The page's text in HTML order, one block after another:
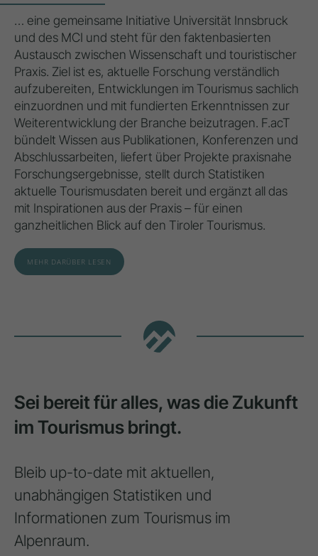
… eine gemeinsame Initiative Universität Innsbruck
und des MCI und steht für den faktenbasierten
Austausch zwischen Wissenschaft und touristischer
Praxis. Ziel ist es, aktuelle Forschung verständlich
aufzubereiten, Entwicklungen im Tourismus sachlich
einzuordnen und mit fundierten Erkenntnissen zur
Weiterentwicklung der Branche beizutragen. F.acT
bündelt Wissen aus Publikationen, Konferenzen und
Abschlussarbeiten, liefert über Projekte praxisnahe
Forschungsergebnisse, stellt durch Statistiken
aktuelle Tourismusdaten bereit und ergänzt all das
mit Inspirationen aus der Praxis – für einen
ganzheitlichen Blick auf den Tiroler Tourismus.
MEHR DARÜBER LESEN
Sei bereit für alles, was die Zukunft
im Tourismus bringt.
Bleib up-to-date mit aktuellen,
unabhängigen Statistiken und
Informationen zum Tourismus im
Alpenraum.